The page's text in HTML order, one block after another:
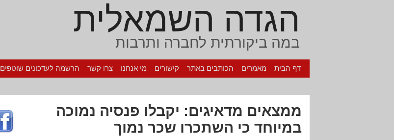
הגדה השמאלית
במה ביקורתית לחברה ותרבות
דף הבית מאמרים הכותבים באתר קישורים מי אנחנו צרו קשר הרשמה לעדכונים שוטפים
ממצאים מדאיגים: יקבלו פנסיה נמוכה
במיוחד כי השתכרו שכר נמוך